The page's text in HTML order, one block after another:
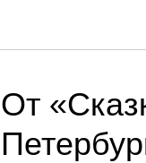
От